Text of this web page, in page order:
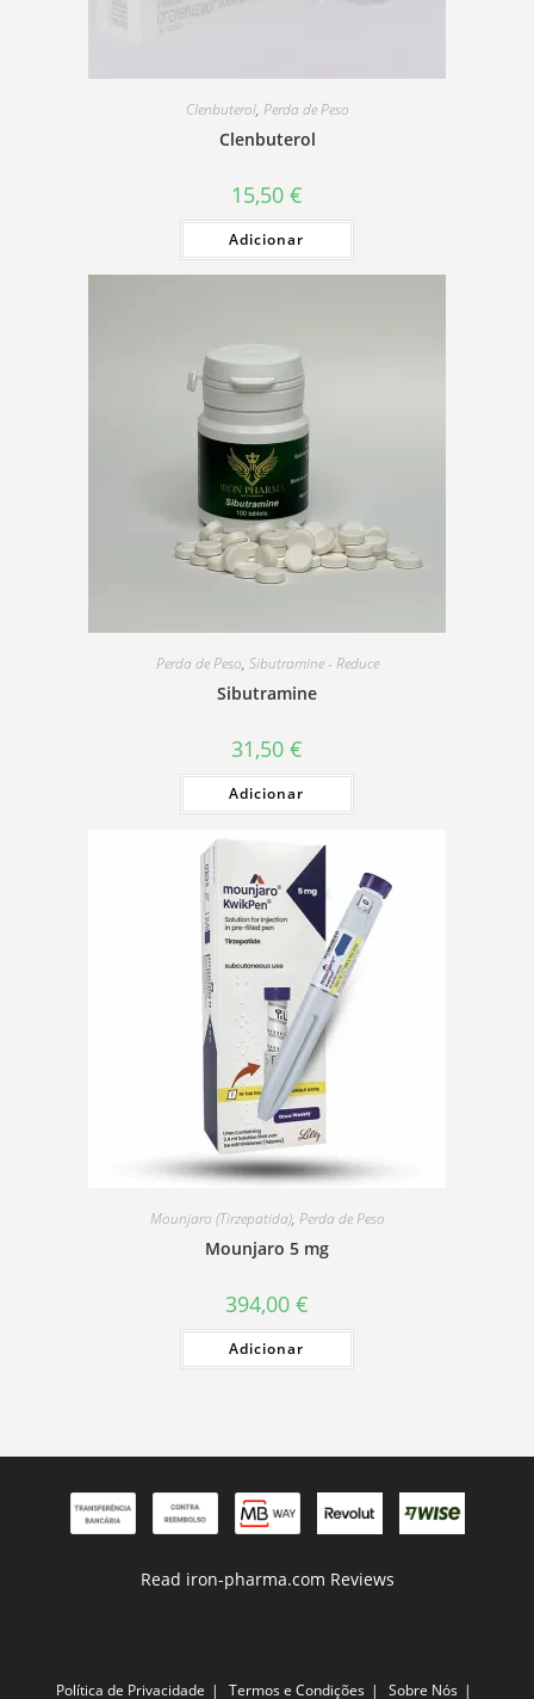
Clenbuterol, Perda de Peso
Clenbuterol
15,50 €
Adicionar
Perda de Peso, Sibutramine - Reduce
Sibutramine
31,50 €
Adicionar
Mounjaro (Tirzepatida), Perda de Peso
Mounjaro 5 mg
394,00 €
Adicionar
Read iron-pharma.com Reviews
Política de Privacidade Termos e Condições Sobre Nós